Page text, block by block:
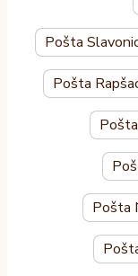
Pošta
Pošta
Pošta